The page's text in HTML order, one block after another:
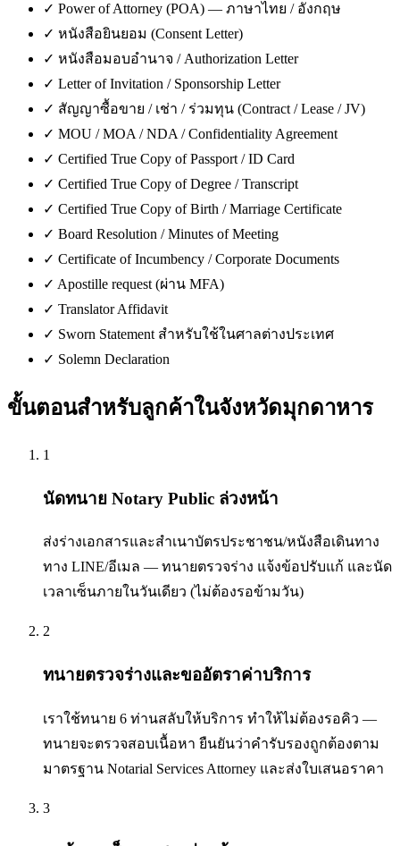
✓ Power of Attorney (POA) — ภาษาไทย / อังกฤษ
✓ หนังสือยินยอม (Consent Letter)
✓ หนังสือมอบอำนาจ / Authorization Letter
✓ Letter of Invitation / Sponsorship Letter
✓ สัญญาซื้อขาย / เช่า / ร่วมทุน (Contract / Lease / JV)
✓ MOU / MOA / NDA / Confidentiality Agreement
✓ Certified True Copy of Passport / ID Card
✓ Certified True Copy of Degree / Transcript
✓ Certified True Copy of Birth / Marriage Certificate
✓ Board Resolution / Minutes of Meeting
✓ Certificate of Incumbency / Corporate Documents
✓ Apostille request (ผ่าน MFA)
✓ Translator Affidavit
✓ Sworn Statement สำหรับใช้ในศาลต่างประเทศ
✓ Solemn Declaration
ขั้นตอนสำหรับลูกค้าในจังหวัดมุกดาหาร
1
นัดทนาย Notary Public ล่วงหน้า
ส่งร่างเอกสารและสำเนาบัตรประชาชน/หนังสือเดินทาง
ทาง LINE/อีเมล — ทนายตรวจร่าง แจ้งข้อปรับแก้ และนัด
เวลาเซ็นภายในวันเดียว (ไม่ต้องรอข้ามวัน)
2
ทนายตรวจร่างและขออัตราค่าบริการ
เราใช้ทนาย 6 ท่านสลับให้บริการ ทำให้ไม่ต้องรอคิว —
ทนายจะตรวจสอบเนื้อหา ยืนยันว่าคำรับรองถูกต้องตาม
มาตรฐาน Notarial Services Attorney และส่งใบเสนอราคา
3